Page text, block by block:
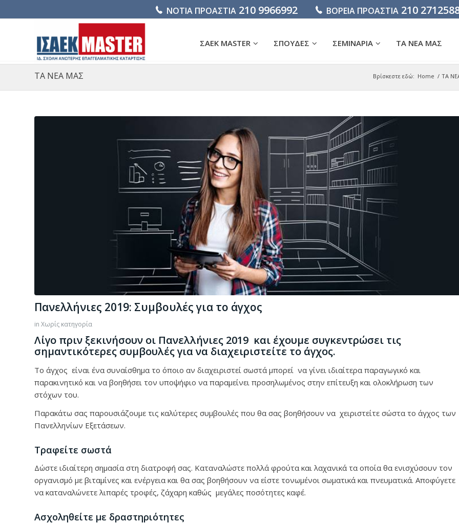
ΝΟΤΙΑ ΠΡΟΑΣΤΙΑ 210 9966992 ΒΟΡΕΙΑ ΠΡΟΑΣΤΙΑ 210
ΣΑΕΚ MASTER ΣΠΟΥΔΕΣ ΣΕΜΙΝΑΡΙΑ ΤΑ ΝΕΑ ΜΑΣ
ΤΑ ΝΕΑ ΜΑΣ Βρίσκεστε εδώ: Home / ΤΑ
Πανελλήνιες 2019: Συμβουλές για το άγχος
in Χωρίς κατηγορία
Λίγο πριν ξεκινήσουν οι Πανελλήνιες 2019 και έχουμε συγκεντρώσει τις
σημαντικότερες συμβουλές για να διαχειριστείτε το άγχος.
Το άγχος είναι ένα συναίσθημα το όποιο αν διαχειριστεί σωστά μπορεί να γίνει ιδιαίτερα παραγωγικό και
παρακινητικό και να βοηθήσει τον υποψήφιο να παραμείνει προσηλωμένος στην επίτευξη και ολοκλήρωση των
στόχων του.
Παρακάτω σας παρουσιάζουμε τις καλύτερες συμβουλές που θα σας βοηθήσουν να χειριστείτε σώστα το άγχος των
Πανελληνίων Εξετάσεων.
Τραφείτε σωστά
Δώστε ιδιαίτερη σημασία στη διατροφή σας. Καταναλώστε πολλά φρούτα και λαχανικά τα οποία θα ενισχύσουν τον
οργανισμό με βιταμίνες και ενέργεια και θα σας βοηθήσουν να είστε τονωμένοι σωματικά και πνευματικά. Αποφύγετε
να καταναλώνετε λιπαρές τροφές, ζάχαρη καθώς μεγάλες ποσότητες καφέ.
Ασχοληθείτε με δραστηριότητες